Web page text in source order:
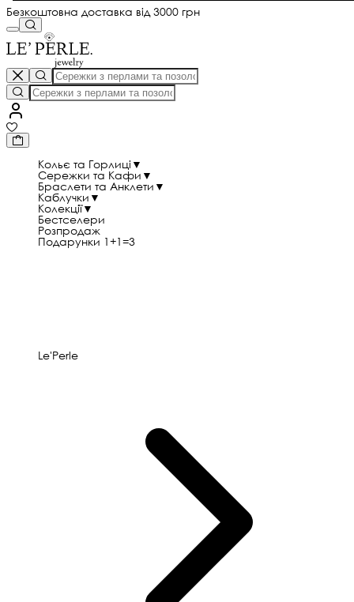
Безкоштовна доставка від 3000 грн
Кольє та Горлиці ▼
Сережки та Кафи ▼
Браслети та Анклети ▼
Каблучки ▼
Колекції▼
Бестселери
Розпродаж
Подарунки 1+1=3
Le'Perle